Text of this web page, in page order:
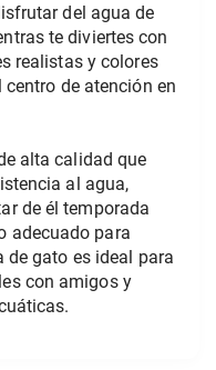
del agua de
te diviertes con
realistas y colores
de atención en
alta calidad que
al agua,
de él temporada
adecuado para
gato es ideal para
con amigos y